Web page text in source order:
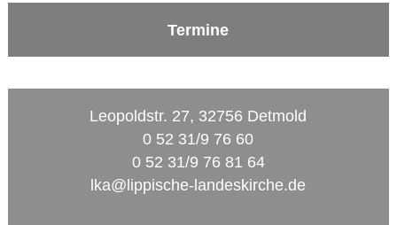
Termine
Leopoldstr. 27, 32756 Detmold
0 52 31/9 76 60
0 52 31/9 76 81 64
lka@lippische-landeskirche.de